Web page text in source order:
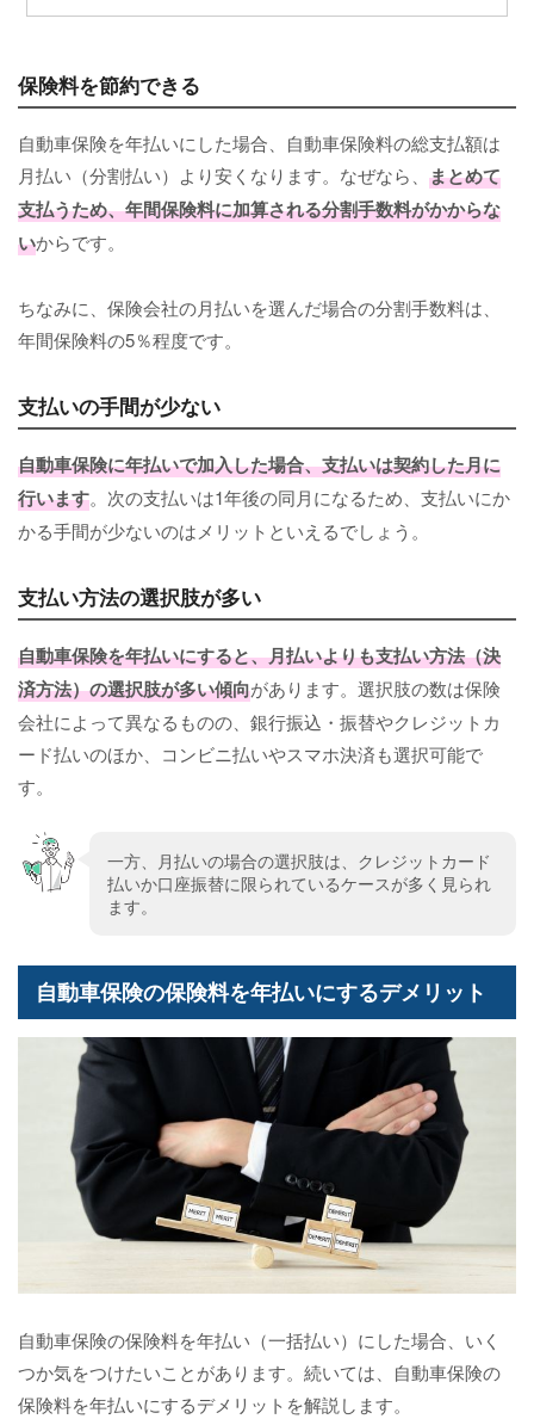
保険料を節約できる
自動車保険を年払いにした場合、自動車保険料の総支払額は
月払い（分割払い）より安くなります。なぜなら、 まとめて
支払うため、年間保険料に加算される分割手数料がかからな
いからです。
ちなみに、保険会社の月払いを選んだ場合の分割手数料は、
年間保険料の5％程度です。
支払いの手間が少ない
自動車保険に年払いで加入した場合、支払いは契約した月に
行います。次の支払いは1年後の同月になるため、支払いにか
かる手間が少ないのはメリットといえるでしょう。
支払い方法の選択肢が多い
自動車保険を年払いにすると、月払いよりも支払い方法（決
済方法）の選択肢が多い傾向があります。選択肢の数は保険
会社によって異なるものの、銀行振込・振替やクレジットカ
ード払いのほか、コンビニ払いやスマホ決済も選択可能で
す。
一方、月払いの場合の選択肢は、クレジットカード
払いか口座振替に限られているケースが多く見られ
ます。
自動車保険の保険料を年払いにするデメリット
自動車保険の保険料を年払い（一括払い）にした場合、いく
つか気をつけたいことがあります。続いては、自動車保険の
保険料を年払いにするデメリットを解説します。